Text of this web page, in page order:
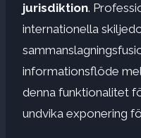
jurisdiktion.
internationella
informationsflöde
denna funktionalitet
undvika exponering